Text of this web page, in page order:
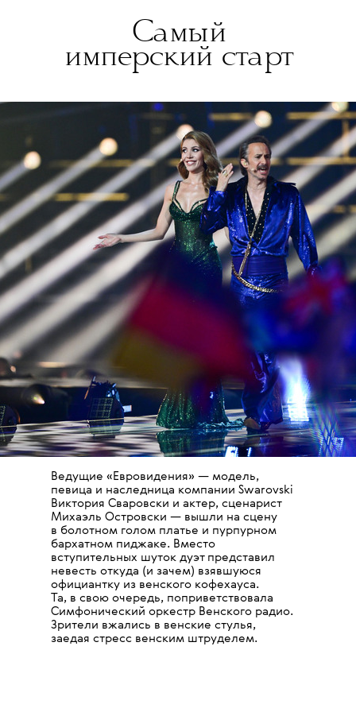
Самый
имперский старт
Ведущие «Евровидения» — модель,
певица и наследница компании Swarovski
Виктория Сваровски и актер, сценарист
Михаэль Островски — вышли на сцену
в болотном голом платье и пурпурном
бархатном пиджаке. Вместо
вступительных шуток дуэт представил
невесть откуда (и зачем) взявшуюся
официантку из венского кофехауса.
Та, в свою очередь, поприветствовала
Симфонический оркестр Венского радио.
Зрители вжались в венские стулья,
заедая стресс венским штруделем.